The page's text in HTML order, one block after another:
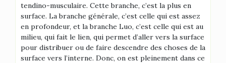
tendino-musculaire. Cette branche, c’est la plus en
surface. La branche générale, c’est celle qui est assez
en profondeur, et la branche Luo, c’est celle qui est au
milieu, qui fait le lien, qui permet d’aller vers la surface
pour distribuer ou de faire descendre des choses de la
surface vers l’interne. Donc, on est pleinement dans ce